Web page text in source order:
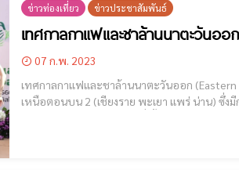
ข่าวท่องเที่ยว ข่าวประชาสัมพันธ์
เทศกาลกาแฟและชาล้านนาตะวันอ
07 ก.พ. 2023
เทศกาลกาแฟและชาล้านนาตะวันออก (Eastern Lanna Coffee & Tea Festival) งา
เหนือตอนบน 2 (เชียงราย พะเยา แพร่ น่าน) ซึ่